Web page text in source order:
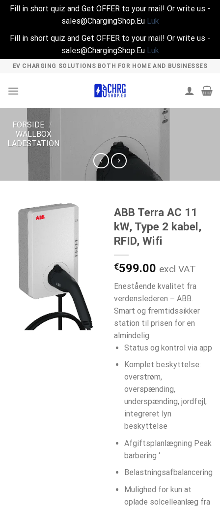
Fill in short quiz and Get OFFER to your mail! Or write us -
sales@ChargingShop.Eu Luk
Fill in short quiz and Get OFFER to your mail! Or write us -
sales@ChargingShop.Eu Luk
Skip
content
EV CHARGING SOLUTIONS BOTH FOR HOME AND BUSINESSES
FORSIDE /
WALLBOX
LADESTATION
ABB Terra AC 11
kW, Type 2 kabel,
RFID, Wifi
€599.00 excl VAT
Enestående kvalitet fra
verdenslederen – ABB.
Smart og fremtidssikker
station til prisen for en
almindelig.
Status og kontrol via app
Komplet beskyttelse:
overstrøm,
overspænding,
underspænding, jordfejl,
integreret lyn
beskyttelse
Afgiftsplanlægning Peak
barbering ‘
Belastningsafbalancering
Mulighed for kun at
oplade solcelleanlæg fra